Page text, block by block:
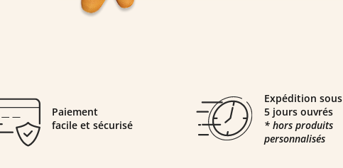
Paiement
facile et sécurisé
Expédition sous
5 jours ouvrés
* hors produits
personnalisés